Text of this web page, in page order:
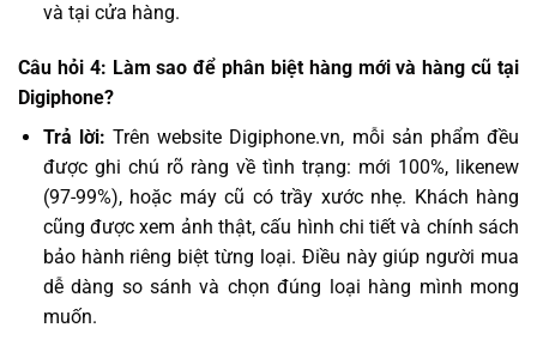
và tại cửa hàng.
Câu hỏi 4: Làm sao để phân biệt hàng mới và hàng cũ tại
Digiphone?
Trả lời: Trên website Digiphone.vn, mỗi sản phẩm đều
được ghi chú rõ ràng về tình trạng: mới 100%, likenew
(97-99%), hoặc máy cũ có trầy xước nhẹ. Khách hàng
cũng được xem ảnh thật, cấu hình chi tiết và chính sách
bảo hành riêng biệt từng loại. Điều này giúp người mua
dễ dàng so sánh và chọn đúng loại hàng mình mong
muốn.